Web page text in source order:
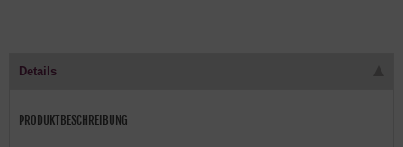
Details
PRODUKTBESCHREIBUNG